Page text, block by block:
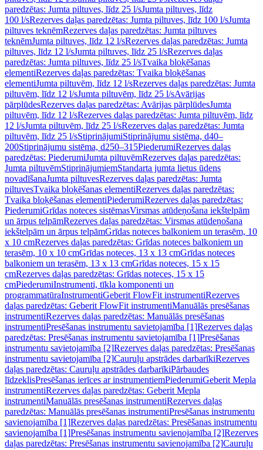
paredzētas: Jumta piltuves, līdz 25 l/sJumta piltuves, līdz
100 l/sRezerves daļas paredzētas: Jumta piltuves, līdz 100 l/sJumta
piltuves teknēmRezerves daļas paredzētas: Jumta piltuves
teknēmJumta piltuves, līdz 12 l/sRezerves daļas paredzētas: Jumta
piltuves, līdz 12 l/sJumta piltuves, līdz 25 l/sRezerves daļas
paredzētas: Jumta piltuves, līdz 25 l/sTvaika bloķēšanas
elementiRezerves daļas paredzētas: Tvaika bloķēšanas
elementiJumta piltuvēm, līdz 12 l/sRezerves daļas paredzētas: Jumta
piltuvēm, līdz 12 l/sJumta piltuvēm, līdz 25 l/sAvārijas
pārplūdesRezerves daļas paredzētas: Avārijas pārplūdesJumta
piltuvēm, līdz 12 l/sRezerves daļas paredzētas: Jumta piltuvēm, līdz
12 l/sJumta piltuvēm, līdz 25 l/sRezerves daļas paredzētas: Jumta
piltuvēm, līdz 25 l/sStiprinājumiStiprinājumu sistēma, d40–
200Stiprinājumu sistēma, d250–315PiederumiRezerves daļas
paredzētas: PiederumiJumta piltuvēmRezerves daļas paredzētas:
Jumta piltuvēmStiprinājumiemStandarta jumta lietus ūdens
novadīšanaJumta piltuvesRezerves daļas paredzētas: Jumta
piltuvesTvaika bloķēšanas elementiRezerves daļas paredzētas:
Tvaika bloķēšanas elementiPiederumiRezerves daļas paredzētas:
PiederumiGrīdas noteces sistēmasVirsmas atūdeņošana iekštelpām
un ārpus telpāmRezerves daļas paredzētas: Virsmas atūdeņošana
iekštelpām un ārpus telpāmGrīdas noteces balkoniem un terasēm, 10
x 10 cmRezerves daļas paredzētas: Grīdas noteces balkoniem un
terasēm, 10 x 10 cmGrīdas noteces, 13 x 13 cmGrīdas noteces
balkoniem un terasēm, 13 x 13 cmGrīdas noteces, 15 x 15
cmRezerves daļas paredzētas: Grīdas noteces, 15 x 15
cmPiederumiInstrumenti, tīkla komponenti un
programmatūraInstrumentiGeberit FlowFit instrumentiRezerves
daļas paredzētas: Geberit FlowFit instrumentiManuālās presēšanas
instrumentiRezerves daļas paredzētas: Manuālās presēšanas
instrumentiPresēšanas instrumentu savietojamība [1]Rezerves daļas
paredzētas: Presēšanas instrumentu savietojamība [1]Presēšanas
instrumentu savietojamība [2]Rezerves daļas paredzētas: Presēšanas
instrumentu savietojamība [2]Cauruļu apstrādes darbarīkiRezerves
daļas paredzētas: Cauruļu apstrādes darbarīkiPārbaudes
līdzeklisPresēšanas ierīces ar instrumentiemPiederumiGeberit Mepla
instrumentiRezerves daļas paredzētas: Geberit Mepla
instrumentiManuālās presēšanas instrumentiRezerves daļas
paredzētas: Manuālās presēšanas instrumentiPresēšanas instrumentu
savienojamība [1]Rezerves daļas paredzētas: Presēšanas instrumentu
savienojamība [1]Presēšanas instrumentu savienojamība [2]Rezerves
daļas paredzētas: Presēšanas instrumentu savienojamība [2]Cauruļu